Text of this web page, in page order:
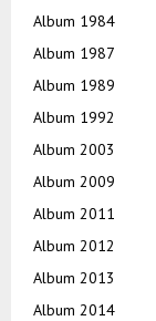
Album 1984
Album 1987
Album 1989
Album 1992
Album 2003
Album 2009
Album 2011
Album 2012
Album 2013
Album 2014